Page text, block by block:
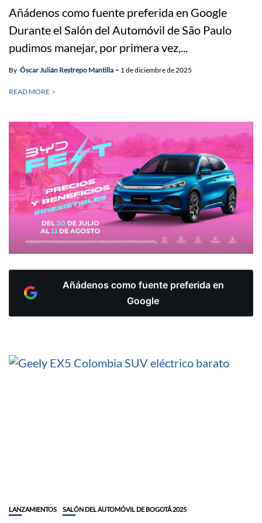
Añádenos como fuente preferida en Google
Durante el Salón del Automóvil de São Paulo
pudimos manejar, por primera vez,...
By Óscar Julián Restrepo Mantilla 1 de diciembre de 2025
READ MORE
Añádenos como fuente preferida en
Google
LANZAMIENTOS SALÓN DEL AUTOMÓVIL DE BOGOTÁ 2025